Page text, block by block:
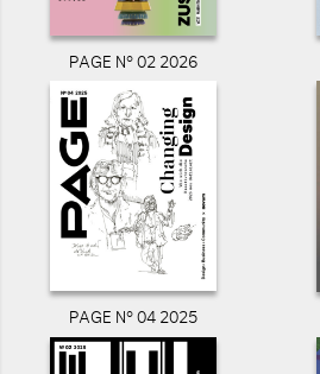
PAGE N° 02 2026
PAGE N° 04 2025